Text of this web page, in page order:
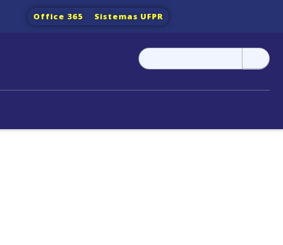
Office 365 Sistemas UFPR
Pesquisar
por: